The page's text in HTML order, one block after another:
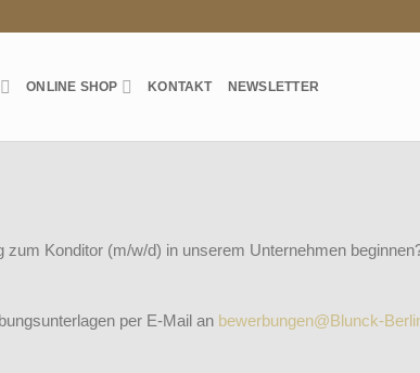
ONLINE SHOP KONTAKT NEWSLETTER
zum Konditor (m/w/d) in unserem Unternehmen
per E-Mail an bewerbungen@Blunck-